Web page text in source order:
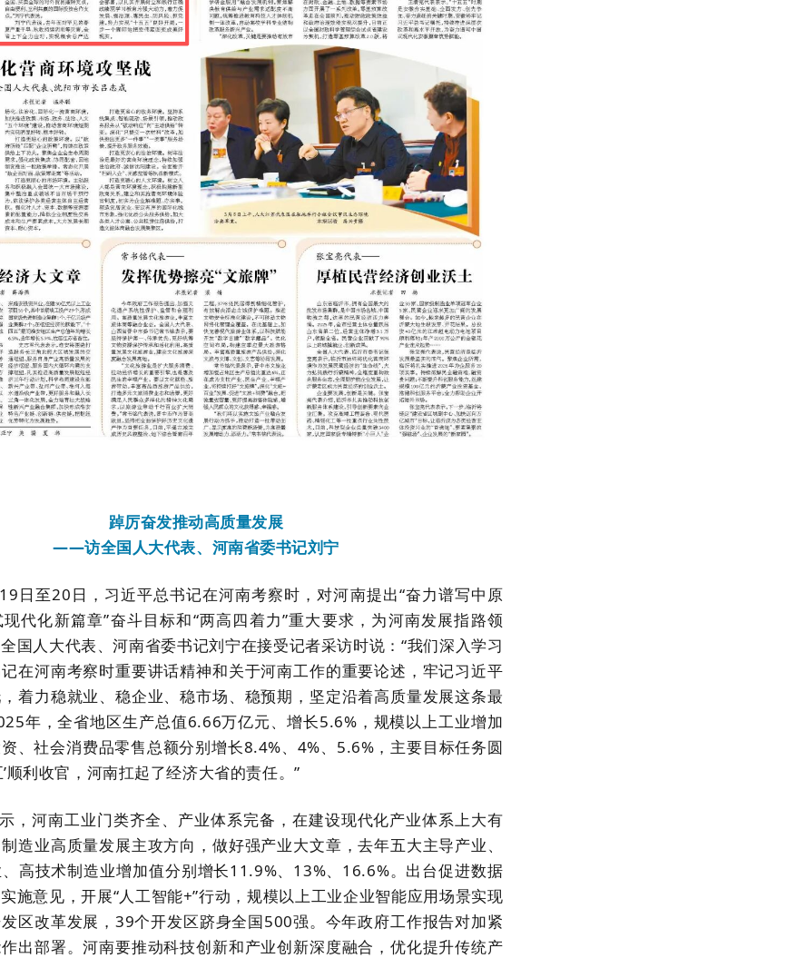
踔厉奋发推动高质量发展
——访全国人大代表、河南省委书记刘宁
日至20日，习近平总书记在河南考察时，对河南提出“奋力谱写中原
代化新篇章”奋斗目标和“两高四着力”重大要求，为河南发展指路领
国人大代表、河南省委书记刘宁在接受记者采访时说：“我们深入学习
在河南考察时重要讲话精神和关于河南工作的重要论述，牢记习近平
着力稳就业、稳企业、稳市场、稳预期，坚定沿着高质量发展这条最
年，全省地区生产总值6.66万亿元、增长5.6%，规模以上工业增加
、社会消费品零售总额分别增长8.4%、4%、5.6%，主要目标任务圆
顺利收官，河南扛起了经济大省的责任。”
，河南工业门类齐全、产业体系完备，在建设现代化产业体系上大有
造业高质量发展主攻方向，做好强产业大文章，去年五大主导产业、
高技术制造业增加值分别增长11.9%、13%、16.6%。出台促进数据
施意见，开展“人工智能+”行动，规模以上工业企业智能应用场景实现
区改革发展，39个开发区跻身全国500强。今年政府工作报告对加紧
出部署。河南要推动科技创新和产业创新深度融合，优化提升传统产